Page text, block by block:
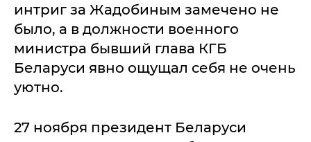
интриг за Жадобиным замечено не
было, а в должности военного
министра бывший глава КГБ
Беларуси явно ощущал себя не очень
уютно.
27 ноября президент Беларуси